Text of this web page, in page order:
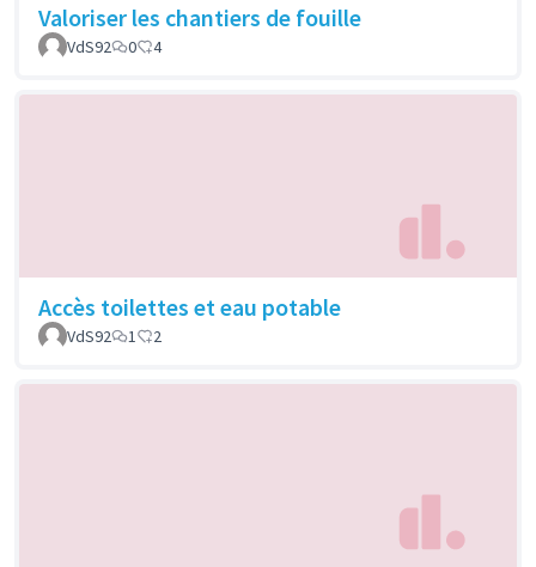
Valoriser les chantiers de fouille
VdS92 0 4
Accès toilettes et eau potable
VdS92 1 2